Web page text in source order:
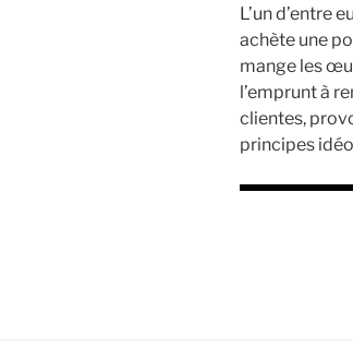
L’un d’entre
achète une
mange les
l’emprunt à
clientes,
principes